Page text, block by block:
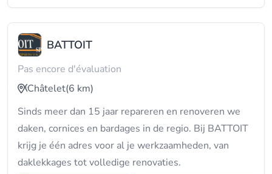
BATTOIT
Pas encore d'évaluation
Châtelet(6 km)
Sinds meer dan 15 jaar repareren en renoveren we
daken, cornices en bardages in de regio. Bij BATTOIT
krijg je één adres voor al je werkzaamheden, van
daklekkages tot volledige renovaties.